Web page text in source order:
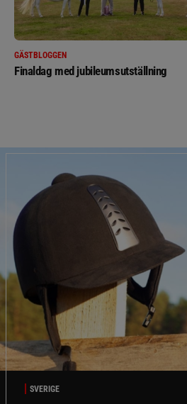
GÄSTBLOGGEN
Finaldag med jubileumsutställning
SVERIGE